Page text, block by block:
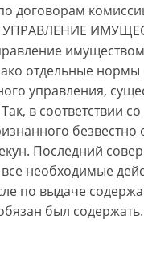
договорам
УПРАВЛЕНИЕ
отдельные
управления,
в соответствии
безвестно
Последний
все необходимые
по выдаче
был содержать.